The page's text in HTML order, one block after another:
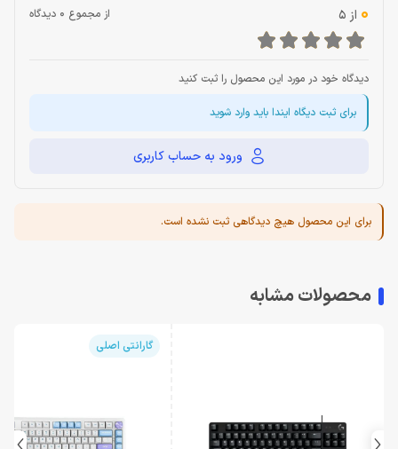
0 از 5 از مجموع 0 دیدگاه
دیدگاه خود در مورد این محصول را ثبت کنید
برای ثبت دیگاه ایندا باید وارد شوید
ورود به حساب کاربری
برای این محصول هیچ دیدگاهی ثبت نشده است.
محصولات مشابه
گارانتی اصلی